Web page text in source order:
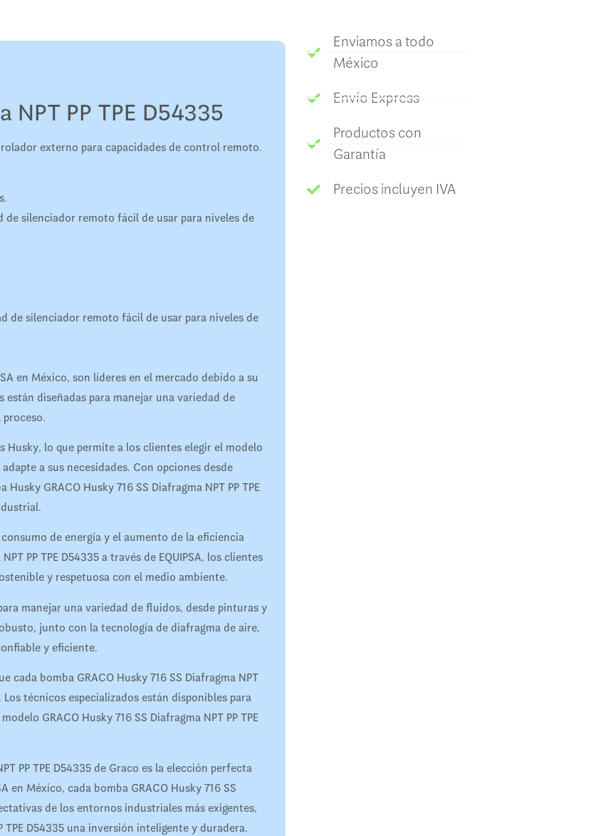
NPT PP TPE D54335
externo para capacidades de control remoto.
de silenciador remoto fácil de usar para niveles de
de silenciador remoto fácil de usar para niveles de
en México, son líderes en el mercado debido a su
diseñadas para manejar una variedad de
Husky, lo que permite a los clientes elegir el modelo
adapte a sus necesidades. Con opciones desde
GRACO Husky 716 SS Diafragma NPT PP TPE
de energía y el aumento de la eficiencia
PP TPE D54335 a través de EQUIPSA, los clientes
y respetuosa con el medio ambiente.
manejar una variedad de fluidos, desde pinturas y
junto con la tecnología de diafragma de aire,
y eficiente.
cada bomba GRACO Husky 716 SS Diafragma NPT
técnicos especializados están disponibles para
GRACO Husky 716 SS Diafragma NPT PP TPE
PP TPE D54335 de Graco es la elección perfecta
en México, cada bomba GRACO Husky 716 SS
de los entornos industriales más exigentes,
TPE D54335 una inversión inteligente y duradera.
Enviamos a todo
México
Envío Express
Productos con
Garantía
Precios incluyen IVA